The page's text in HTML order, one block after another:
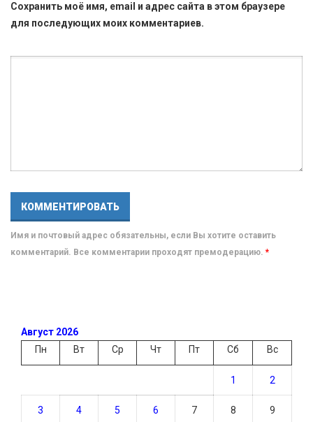
Сохранить моё имя, email и адрес сайта в этом браузере
для последующих моих комментариев.
Имя и почтовый адрес обязательны, если Вы хотите оставить
комментарий. Все комментарии проходят премодерацию. *
Август 2026
Пн
Вт Ср Чт Пт Сб Вс
1 2
3 4 5 6 7 8 9